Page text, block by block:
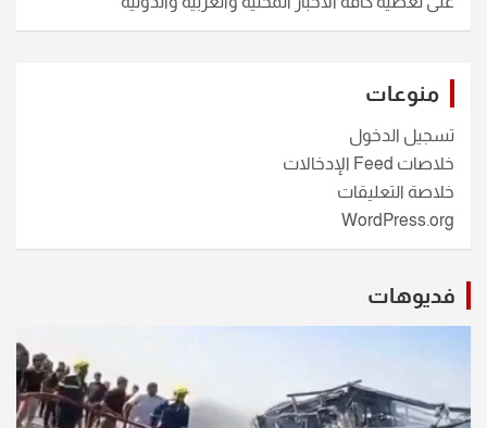
منوعات
تسجيل الدخول
خلاصات Feed الإدخالات
خلاصة التعليقات
WordPress.org
فديوهات